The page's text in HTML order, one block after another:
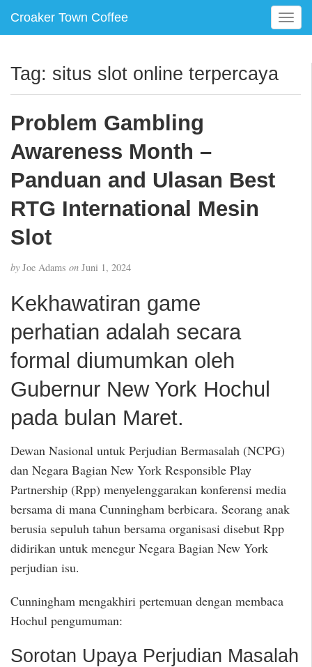
Croaker Town Coffee
T
o
e
Tag: situs slot online terpercaya
Problem Gambling
Awareness Month –
Panduan and Ulasan Best
RTG International Mesin
Slot
by Joe Adams on Juni 1, 2024
Kekhawatiran game
perhatian adalah secara
formal diumumkan oleh
Gubernur New York Hochul
pada bulan Maret.
Dewan Nasional untuk Perjudian Bermasalah (NCPG)
dan Negara Bagian New York Responsible Play
Partnership (Rpp) menyelenggarakan konferensi media
bersama di mana Cunningham berbicara. Seorang anak
berusia sepuluh tahun bersama organisasi disebut Rpp
didirikan untuk menegur Negara Bagian New York
perjudian isu.
Cunningham mengakhiri pertemuan dengan membaca
Hochul pengumuman:
Sorotan Upaya Perjudian Masalah